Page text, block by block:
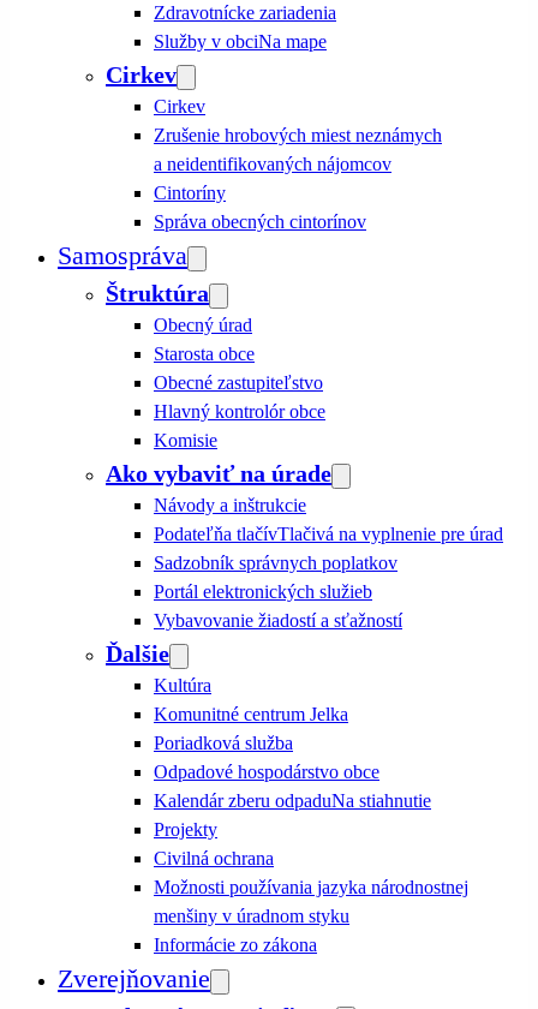
Zdravotnícke zariadenia
Služby v obciNa mape
Cirkev
Cirkev
Zrušenie hrobových miest neznámych
a neidentifikovaných nájomcov
Cintoríny
Správa obecných cintorínov
Samospráva
Štruktúra
Obecný úrad
Starosta obce
Obecné zastupiteľstvo
Hlavný kontrolór obce
Komisie
Ako vybaviť na úrade
Návody a inštrukcie
Podateľňa tlačívTlačivá na vyplnenie pre úrad
Sadzobník správnych poplatkov
Portál elektronických služieb
Vybavovanie žiadostí a sťažností
Ďalšie
Kultúra
Komunitné centrum Jelka
Poriadková služba
Odpadové hospodárstvo obce
Kalendár zberu odpaduNa stiahnutie
Projekty
Civilná ochrana
Možnosti používania jazyka národnostnej
menšiny v úradnom styku
Informácie zo zákona
Zverejňovanie